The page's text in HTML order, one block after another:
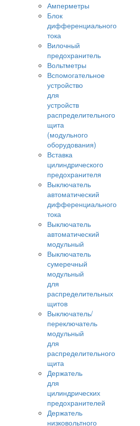
Амперметры
Блок
дифференциального
тока
Вилочный
предохранитель
Вольтметры
Вспомогательное
устройство
для
устройств
распределительного
щита
(модульного
оборудования)
Вставка
цилиндрического
предохранителя
Выключатель
автоматический
дифференциального
тока
Выключатель
автоматический
модульный
Выключатель
сумеречный
модульный
для
распределительных
щитов
Выключатель/
переключатель
модульный
для
распределительного
щита
Держатель
для
цилиндрических
предохранителей
Держатель
низковольтного